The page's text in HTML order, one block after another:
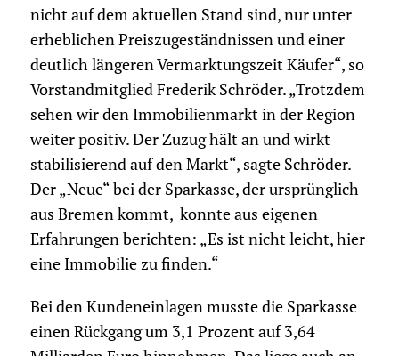
nicht auf dem aktuellen Stand sind, nur unter
erheblichen Preiszugeständnissen und einer
deutlich längeren Vermarktungszeit Käufer“, so
Vorstandmitglied Frederik Schröder. „Trotzdem
sehen wir den Immobilienmarkt in der Region
weiter positiv. Der Zuzug hält an und wirkt
stabilisierend auf den Markt“, sagte Schröder.
Der „Neue“ bei der Sparkasse, der ursprünglich
aus Bremen kommt, konnte aus eigenen
Erfahrungen berichten: „Es ist nicht leicht, hier
eine Immobilie zu finden.“
Bei den Kundeneinlagen musste die Sparkasse
einen Rückgang um 3,1 Prozent auf 3,64